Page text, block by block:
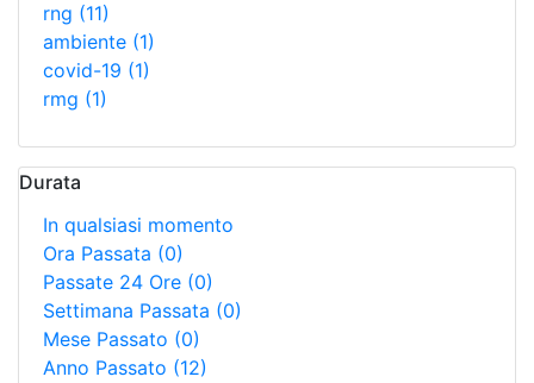
rng (11)
ambiente (1)
covid-19 (1)
rmg (1)
Durata
In qualsiasi momento
Ora Passata (0)
Passate 24 Ore (0)
Settimana Passata (0)
Mese Passato (0)
Anno Passato (12)